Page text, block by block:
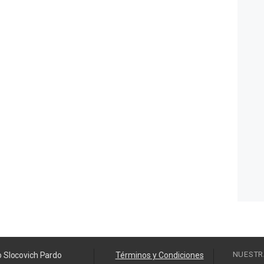
Slocovich Pardo Términos y Condiciones